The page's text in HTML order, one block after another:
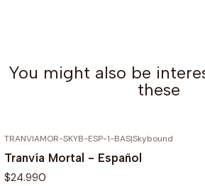
You might also be
these
TRANVIAMOR-SKYB-ESP-1-BAS|Skybound
Tranvía Mortal - Español
$24.990